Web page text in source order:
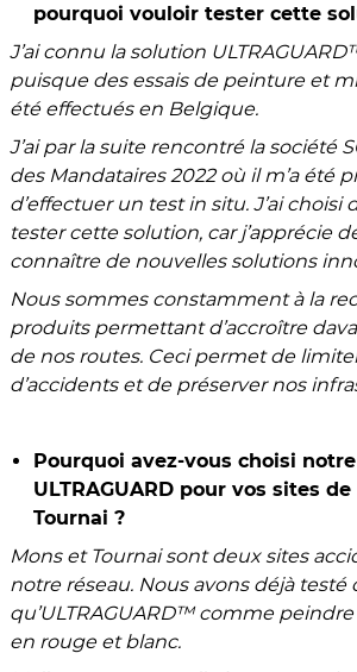
pourquoi vouloir tester cette
J’ai connu la solution ULTRAGUARD
puisque des essais de peinture et
été effectués en Belgique.
J’ai par la suite rencontré la société
des Mandataires 2022 où il m’a été
d’effectuer un test in situ. J’ai choisi
tester cette solution, car j’apprécie
connaître de nouvelles solutions
Nous sommes constamment à la
produits permettant d’accroître
de nos routes. Ceci permet de
d’accidents et de préserver nos
Pourquoi avez-vous choisi
ULTRAGUARD pour vos sites
Tournai ?
Mons et Tournai sont deux sites
notre réseau. Nous avons déjà testé
qu’ULTRAGUARD™ comme peindre
en rouge et blanc.